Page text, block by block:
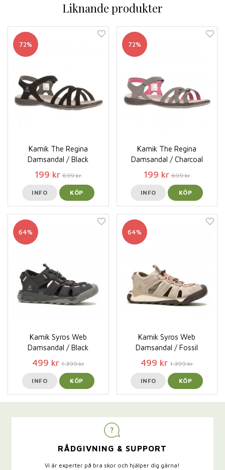
Liknande produkter
72%
Kamik The Regina
Damsandal / Black
199 kr 699 kr
INFO KÖP
72%
Kamik The Regina
Damsandal / Charcoal
199 kr 699 kr
INFO KÖP
64%
Kamik Syros Web
Damsandal / Black
499 kr 1 399 kr
INFO KÖP
64%
Kamik Syros Web
Damsandal / Fossil
499 kr 1 399 kr
INFO KÖP
RÅDGIVNING & SUPPORT
Vi är experter på bra skor och hjälper dig gärna!